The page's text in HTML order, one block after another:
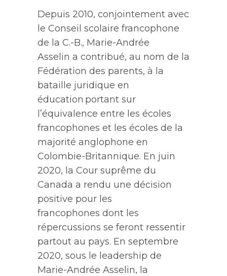
Depuis 2010, conjointement avec
le Conseil scolaire francophone
de la C.-B., Marie-Andrée
Asselin a contribué, au nom de la
Fédération des parents, à la
bataille juridique en
éducation portant sur
l’équivalence entre les écoles
francophones et les écoles de la
majorité anglophone en
Colombie-Britannique. En juin
2020, l a Cour suprême du
Canada a rendu une décision
positive pour les
francophones dont les
répercussions se feront ressentir
partout au pays. En septembre
2020, sous le leadership de
Marie-Andrée Asselin, la